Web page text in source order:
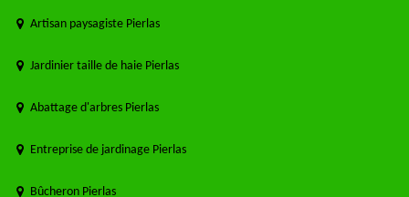
Artisan paysagiste Pierlas
Jardinier taille de haie Pierlas
Abattage d'arbres Pierlas
Entreprise de jardinage Pierlas
Bûcheron Pierlas